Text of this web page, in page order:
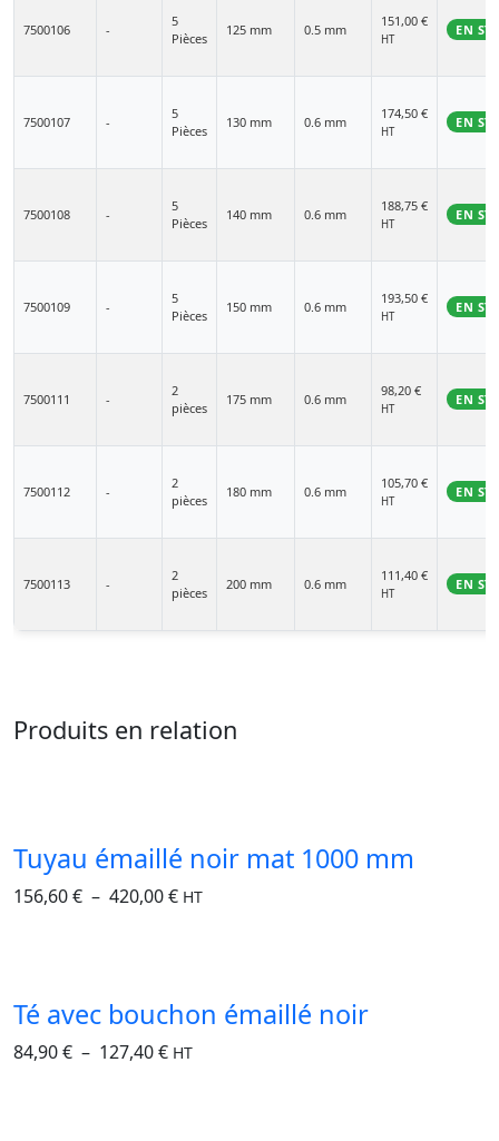
7500106 -
5
Pièces
125 mm 0.5 mm
151,00 €
HT
EN
7500107 -
5
Pièces
130 mm 0.6 mm
174,50 €
HT
EN
7500108 -
5
Pièces
140 mm 0.6 mm
188,75 €
HT
EN
7500109 -
5
Pièces
150 mm 0.6 mm
193,50 €
HT
EN
7500111 -
2
pièces
175 mm 0.6 mm
98,20 €
HT
EN
7500112 -
2
pièces
180 mm 0.6 mm
105,70 €
HT
EN
7500113 -
2
pièces
200 mm 0.6 mm
111,40 €
HT
EN
Produits en relation
Tuyau émaillé noir mat 1000 mm
156,60€ – 420,00€ HT
Té avec bouchon émaillé noir
84,90€ – 127,40€ HT